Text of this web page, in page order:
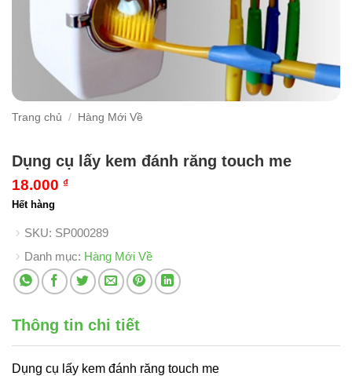
Trang chủ / Hàng Mới Về
Dụng cụ lấy kem đánh răng touch me
18.000 ₫
Hết hàng
SKU: SP000289
Danh mục: Hàng Mới Về
Thông tin chi tiết
Dụng cụ lấy kem đánh răng touch me